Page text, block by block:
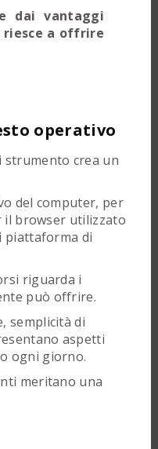
dai vantaggi
riesce a offrire
operativo
crea un
del computer, per
il browser utilizzato
piattaforma di
riguarda i
può offrire.
semplicità di
aspetti
ogni giorno.
meritano una